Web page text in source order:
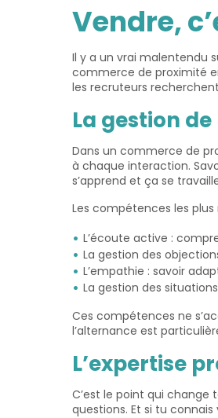
Vendre,
Il y a un vrai malentendu
commerce de proximité
les recruteurs
La gestion
Dans un commerce de
à chaque interaction.
s’apprend et ça se
Les compétences les
L’écoute active :
La gestion des
L’empathie : savoir
La gestion des
Ces compétences ne
l’alternance est
L’expertise
C’est le point qui change
questions. Et si tu